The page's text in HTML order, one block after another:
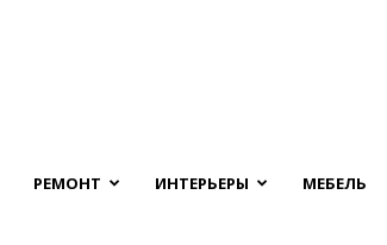
РЕМОНТ ИНТЕРЬЕРЫ МЕБЕЛЬ